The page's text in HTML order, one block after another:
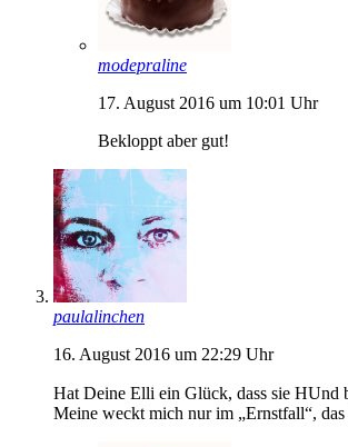
modepraline
17. August 2016 um 10:01 Uhr
Bekloppt aber gut!
paulalinchen
16. August 2016 um 22:29 Uhr
Hat Deine Elli ein Glück, dass sie
Meine weckt mich nur im „Ernstfall“,